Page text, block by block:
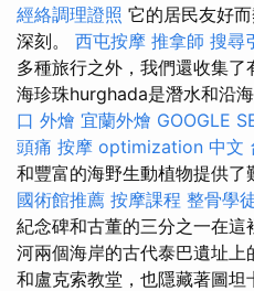
經絡調理證照 它的居民友好
深刻。 西屯按摩 推拿師 搜尋
多種旅行之外，我們還收集
海珍珠hurghada是潛水和沿
口 外燴 宜蘭外燴 GOOGLE
頭痛 按摩 optimization 中文
和豐富的海野生動植物提供了
國術館推薦 按摩課程 整骨學
紀念碑和古董的三分之一在這
河兩個海岸的古代泰巴遺址
和盧克索教堂，也隱藏著圖